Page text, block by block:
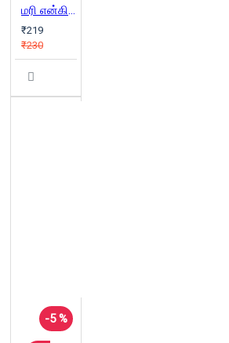
மரி என்கிற ஆட்டுக்குட்டி
₹219
₹230
-5 %